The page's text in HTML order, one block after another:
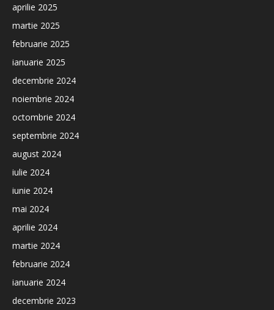
aprilie 2025
martie 2025
februarie 2025
ianuarie 2025
decembrie 2024
noiembrie 2024
octombrie 2024
septembrie 2024
august 2024
iulie 2024
iunie 2024
mai 2024
aprilie 2024
martie 2024
februarie 2024
ianuarie 2024
decembrie 2023